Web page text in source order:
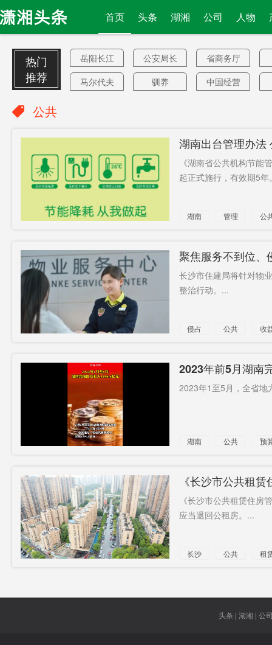
首页 头条 湖湘 公司 人物
热门
推荐
岳阳长江 公安局长
省商务厅
马尔代夫
驯养
中国经营
组织部
326家企业
怎么
搅拌车
重启核试
人老实
李国庆
4000元
最新肿瘤
铁路桥
搭讪
血液
但实质
清零
不假思索
306万贫困
无条件
周年
动车
区
操守
幸存 加固
公共
湖南出台管理办法
《湖南省公共机构节能
起正式施行，有效期5年
湖南 管理
公
聚焦服务不到位、
场秩序
长沙市住建局将针对物
整治行动。...
侵占 公共
收
2023年前5月湖南
2023年1至5月，全省地
湖南 公共 预
《长沙市公共租
《长沙市公共租赁住房
应当退回公租房。...
长沙 公共 租
头条 | 湖湘 | 公